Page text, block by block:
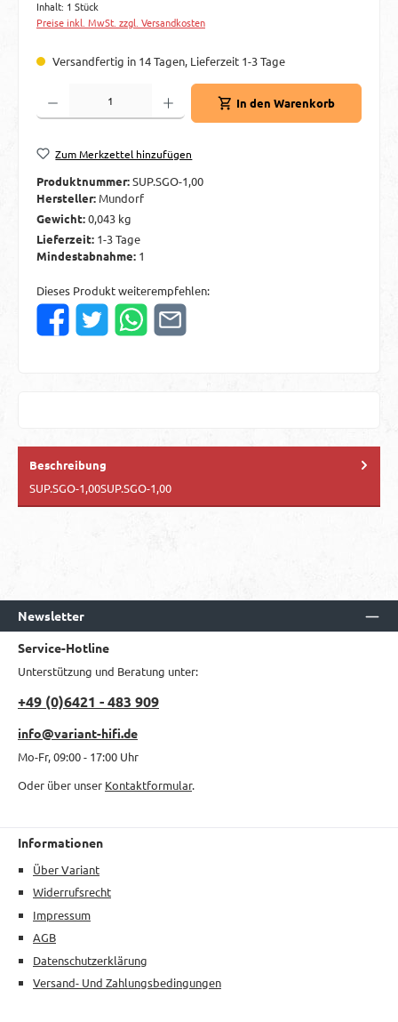
Inhalt: 1 Stück
Preise inkl. MwSt. zzgl. Versandkosten
Versandfertig in 14 Tagen, Lieferzeit 1-3 Tage
Produkt Anzahl: Gib den gewünschten Wert ein oder benutze die Schaltflächen
In den Warenkorb
Zum Merkzettel hinzufügen
Produktnummer:SUP.SGO-1,00
Hersteller: Mundorf
Gewicht:0,043 kg
Lieferzeit: 1-3 Tage
Mindestabnahme: 1
Dieses Produkt weiterempfehlen:
Beschreibung
SUP.SGO-1,00SUP.SGO-1,00
Newsletter
Service-Hotline
Unterstützung und Beratung unter:
+49 (0)6421 - 483 909
info@variant-hifi.de
Mo-Fr, 09:00 - 17:00 Uhr
Oder über unser Kontaktformular.
Informationen
Über Variant
Widerrufsrecht
Impressum
AGB
Datenschutzerklärung
Versand- Und Zahlungsbedingungen